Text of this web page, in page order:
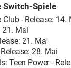
Switch-Spiele
- Release: 14.
21. Mai
21. Mai
28. Mai
Teen Power -